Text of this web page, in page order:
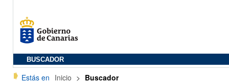
BUSCADOR
Estás en Inicio > Buscador